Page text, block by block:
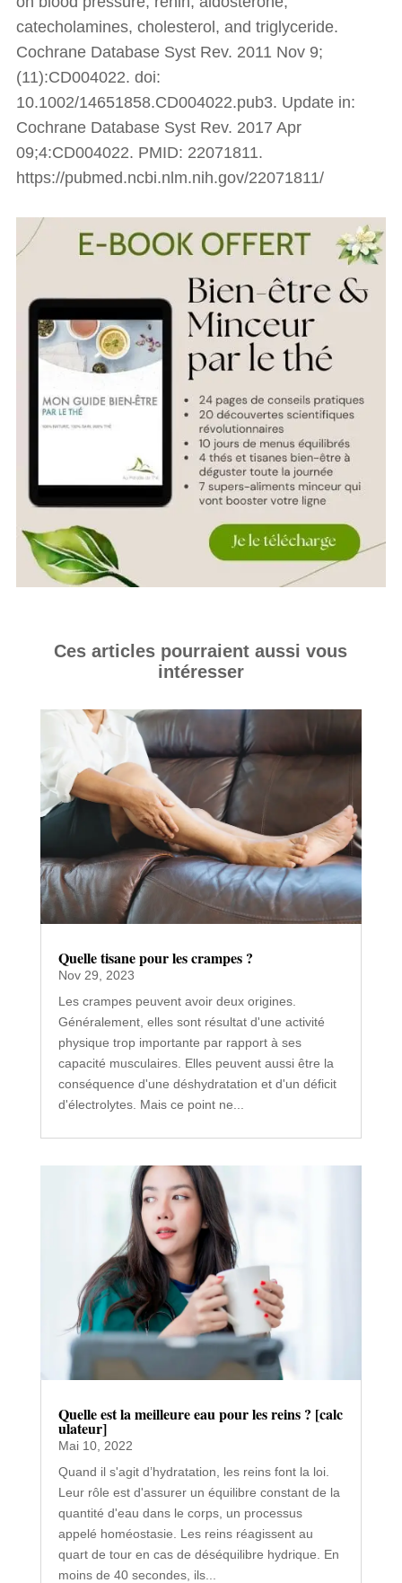
catecholamines, cholesterol, and triglyceride.
Cochrane Database Syst Rev. 2011 Nov 9;
(11):CD004022. doi:
10.1002/14651858.CD004022.pub3. Update in:
Cochrane Database Syst Rev. 2017 Apr
09;4:CD004022. PMID: 22071811.
https://pubmed.ncbi.nlm.nih.gov/22071811/
Ces articles pourraient aussi vous
intéresser
Quelle tisane pour les crampes ?
Nov 29, 2023
Les crampes peuvent avoir deux origines.
Généralement, elles sont résultat d'une activité
physique trop importante par rapport à ses
capacité musculaires. Elles peuvent aussi être la
conséquence d'une déshydratation et d'un déficit
d'électrolytes. Mais ce point ne...
Quelle est la meilleure eau pour les reins ? [calc
ulateur]
Mai 10, 2022
Quand il s'agit d’hydratation, les reins font la loi.
Leur rôle est d'assurer un équilibre constant de la
quantité d'eau dans le corps, un processus
appelé homéostasie. Les reins réagissent au
quart de tour en cas de déséquilibre hydrique. En
moins de 40 secondes, ils...